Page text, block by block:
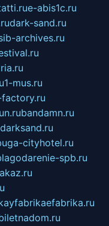
e-abis1c.ru
dark-sand.ru
archives.ru
1-mus.ru
bandamn.ru
darksand.ru
cityhotel.ru
spb.ru